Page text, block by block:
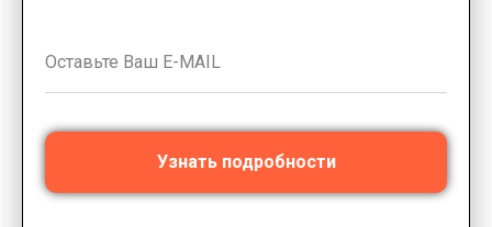
Узнать подробности